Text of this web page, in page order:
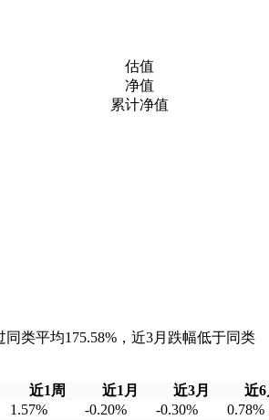
估值
净值
累计净值
类平均175.58%，近3月跌幅低于同类
近1周 近1月 近3月
近
1.57% -0.20% -0.30%
0.78%